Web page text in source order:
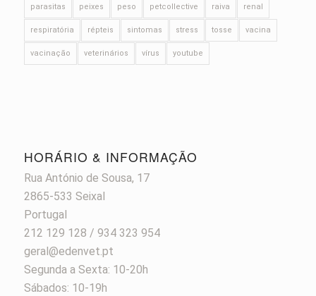
parasitas peixes peso petcollective raiva renal
respiratória répteis sintomas stress tosse vacina
vacinação veterinários vírus youtube
HORÁRIO & INFORMAÇÃO
Rua António de Sousa, 17
2865-533 Seixal
Portugal
212 129 128 / 934 323 954
geral@edenvet.pt
Segunda a Sexta: 10-20h
Sábados: 10-19h